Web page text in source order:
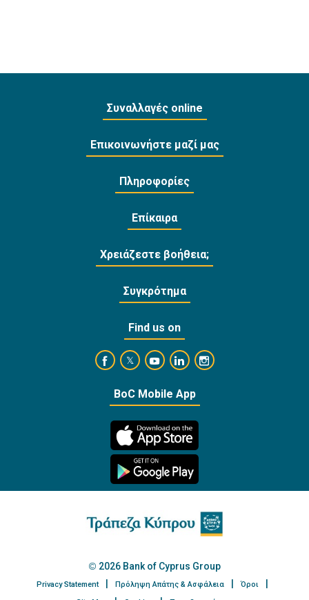
Συναλλαγές online
Επικοινωνήστε μαζί μας
Πληροφορίες
Επίκαιρα
Χρειάζεστε βοήθεια;
Συγκρότημα
Find us on
https://www.facebook.com/
https://twitter.com/bankofcyprus_
https://www.youtube.com/user/
https://www.linkedin.com/
https://
BoC Mobile App
2026 Bank of Cyprus Group
Privacy Statement Πρόληψη Απάτης & Ασφάλεια
Όροι